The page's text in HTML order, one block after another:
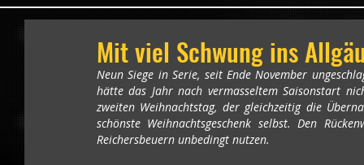
Mit viel Schwung ins
Neun Siege in Serie, seit Ende November
hätte das Jahr nach vermasseltem Saisonstart
zweiten Weihnachtstag, der gleichzeitig die
schönste Weihnachtsgeschenk selbst. Den
Reichersbeuern unbedingt nutzen.